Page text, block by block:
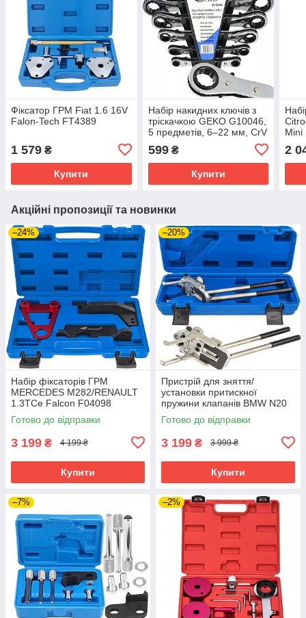
Фіксатор ГРМ Fiat 1.6 16V
Falon-Tech FT4389
1 579 ₴
Купити
Набір накидних ключів з
тріскачкою GEKO G10046,
5 предметів, 6–22 мм, CrV
599₴
Купити
Mini
2
Акційні пропозиції та новинки
–24%
Набір фіксаторів ГРМ
MERCEDES M282/RENAULT
1.3TCe Falcon F04098
Готово до відправки
3 199 ₴ 4 199 ₴
Купити
–20%
Пристрій для зняття/
установки притискної
пружини клапанів BMW N20
N26 N55 MSW MSW-VPSRI-
BMW Falcon F10310
Готово до відправки
3 199 ₴ 3 999 ₴
Купити
–7% –2%